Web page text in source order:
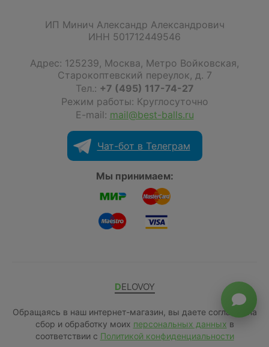
ИП Минич Александр Александрович
ИНН 501712449546
Адрес: 125239, Москва, Метро Войковская,
Старокоптевский переулок, д. 7
Тел.: +7 (495) 117-74-27
Режим работы: Круглосуточно
E-mail: mail@best-balls.ru
Чат-бот в Телеграм
Мы принимаем:
DELOVOY
Обращаясь в наш интернет-магазин, вы даете согласие на
сбор и обработку моих персональных данных в
соответствии с Политикой конфиденциальности